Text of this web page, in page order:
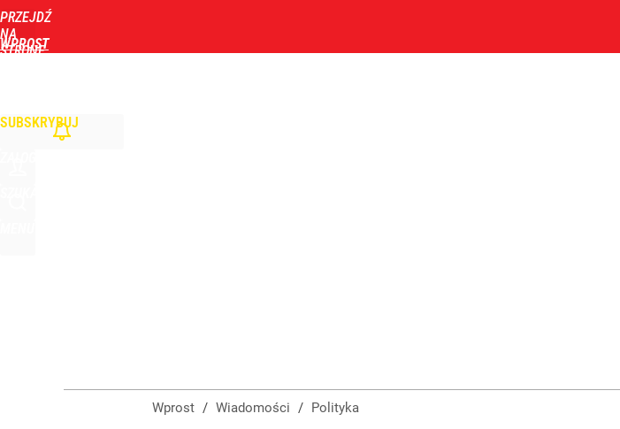
PRZEJDŹ
NA
STRONĘ
WPROST
SUBSKRYBUJ
dodaj
Gen. Pawlikowski: Przywiozłem cenną lekcję z Danii. Tego potrzebuje dziś cała Europa
Wprost / Wiadomości / Polityka